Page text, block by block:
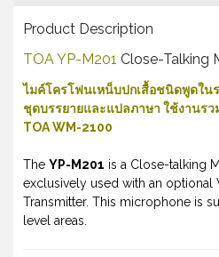
Product Description
TOA YP-M201 Close-Talking
ไมค์โครโฟนเหน็บปกเสื้อชนิดพูดใน
ชุดบรรยายและแปลภาษา ใช้งานร
TOA WM-2100
The YP-M201 is a Close-talking
exclusively used with an optional
Transmitter. This microphone is
level areas.